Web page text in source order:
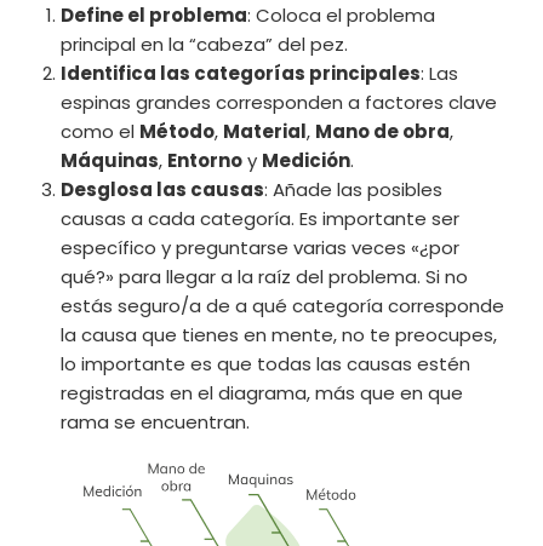
Define el problema: Coloca el problema
principal en la “cabeza” del pez.
Identifica las categorías principales: Las
espinas grandes corresponden a factores clave
como el Método, Material, Mano de obra,
Máquinas, Entornoy Medición.
Desglosa las causas: Añade las posibles
causas a cada categoría. Es importante ser
específico y preguntarse varias veces «¿por
qué?» para llegar a la raíz del problema. Si no
estás seguro/a de a qué categoría corresponde
la causa que tienes en mente, no te preocupes,
lo importante es que todas las causas estén
registradas en el diagrama, más que en que
rama se encuentran.